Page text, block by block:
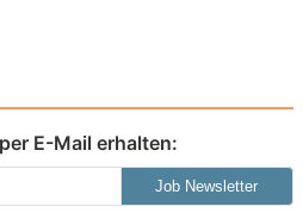
E-Mail erhalten:
Job Newsletter